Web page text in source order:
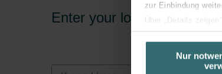
zur Einbindung
Über „Details
unserer Website
basierend auf
Nur
Enter your location.